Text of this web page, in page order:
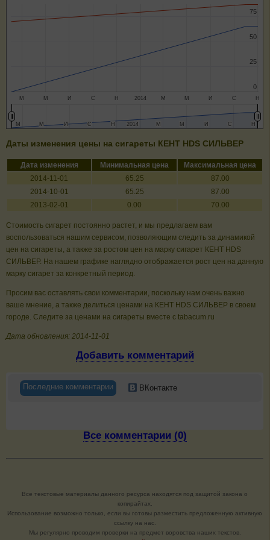
2014
М М И С Н М М И С Н
0
0
25
25
50
50
75
75
2014
2014
М
М М
М ИИ С
С НН М
М М
М ИИ С
С НН
Даты изменения цены на сигареты КЕНТ HDS СИЛЬВЕР
Дата изменения Минимальная цена
Максимальная цена
2014-11-01
65.25
87.00
2014-10-01
65.25
87.00
2013-02-01
0.00 70.00
Стоимость сигарет постоянно растет, и мы предлагаем вам
воспользоваться нашим сервисом, позволяющим следить за динамикой
цен на сигареты, а также за ростом цен на марку сигарет КЕНТ HDS
СИЛЬВЕР. На нашем графике наглядно отображается рост цен на данную
марку сигарет за конкретный период.
Просим вас оставлять свои комментарии, поскольку нам очень важно
ваше мнение, а также делиться ценами на КЕНТ HDS СИЛЬВЕР в своем
городе. Следите за ценами на сигареты вместе с tabacum.ru
Дата обновления: 2014-11-01
Добавить комментарий
Последние комментарии ВКонтакте
Все комментарии (0)
Все текстовые материалы данного ресурса находятся под защитой закона о
копирайтах.
Использование возможно только, если вы готовы разместить предложенную активную
ссылку на нас.
Мы регулярно проводим проверки на предмет воровства наших текстов.